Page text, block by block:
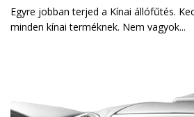
Egyre jobban terjed a Kínai állófűtés.
minden kínai terméknek. Nem vagyok...